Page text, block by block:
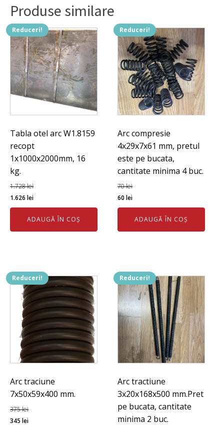
Produse similare
Reduceri!
Tabla otel arc W1.8159
recopt
1x1000x2000mm, 16
kg.
1.728lei
Prețul
inițial
fost:
1.626 leiPrețul
curent
este:
1.626 lei.
ADAUGĂ ÎN COȘ
Reduceri!
Arc compresie
4x29x7x61 mm, pretul
este pe bucata,
cantitate minima 4 buc.
70lei
Prețul
inițial
fost:
60leiPrețul
curent
este:
60 lei.
ADAUGĂ ÎN COȘ
Reduceri!
Arc traciune
7x50x59x400 mm.
375lei
Prețul
345 leiPrețul
Reduceri!
Arc tractiune
3x20x168x500 mm.Pret
pe bucata, cantitate
minima 2 buc.